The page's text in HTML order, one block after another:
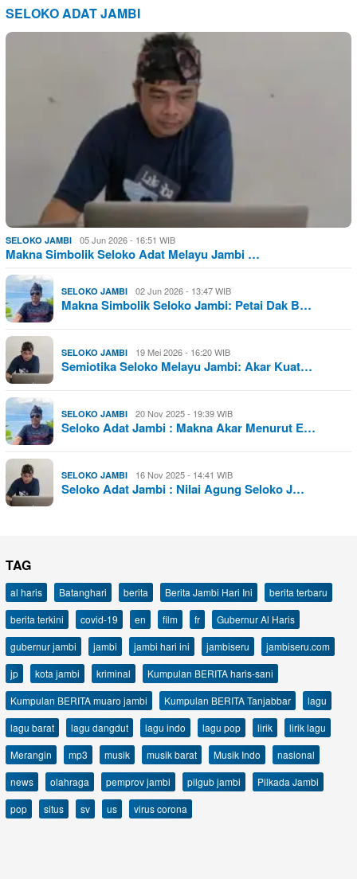
SELOKO ADAT JAMBI
SELOKO JAMBI 05 Jun 2026 - 16:51 WIB
Makna Simbolik Seloko Adat Melayu Jambi …
SELOKO JAMBI 02 Jun 2026 - 13:47 WIB
Makna Simbolik Seloko Jambi: Petai Dak B…
SELOKO JAMBI 19 Mei 2026 - 16:20 WIB
Semiotika Seloko Melayu Jambi: Akar Kuat…
SELOKO JAMBI 20 Nov 2025 - 19:39 WIB
Seloko Adat Jambi : Makna Akar Menurut E…
SELOKO JAMBI 16 Nov 2025 - 14:41 WIB
Seloko Adat Jambi : Nilai Agung Seloko J…
TAG
al haris Batanghari berita Berita Jambi Hari Ini
berita terbaru
berita terkini
covid-19 en film fr
Gubernur Al Haris
gubernur jambi
jambi jambi hari ini jambiseru
jambiseru.com
jp
kota jambi kriminal
Kumpulan BERITA haris-sani
Kumpulan BERITA muaro jambi
Kumpulan BERITA Tanjabbar
lagu
lagu barat
lagu dangdut lagu indo lagu pop lirik
lirik lagu
Merangin
mp3 musik musik barat Musik Indo
nasional
news
olahraga pemprov jambi pilgub jambi
Pilkada Jambi
pop
situs sv us virus corona